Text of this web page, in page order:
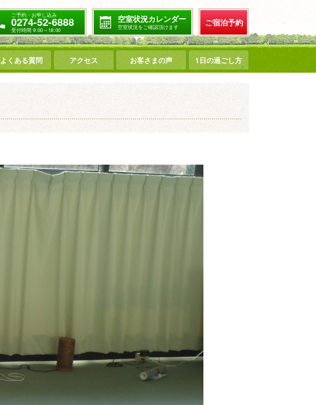
ご予約・お申し込み
0274-52-6888
受付時間 9:00～18:00
空室状況カレンダー
空室状況をご確認頂けます ご宿泊予約
よくある質問 アクセス お客さまの声 1日の過ごし方